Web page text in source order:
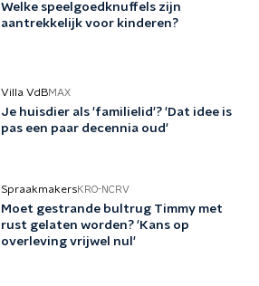
Welke speelgoedknuffels zijn
aantrekkelijk voor kinderen?
Villa VdBMAX
Je huisdier als 'familielid'? 'Dat idee is
pas een paar decennia oud'
SpraakmakersKRO-NCRV
Moet gestrande bultrug Timmy met
rust gelaten worden? 'Kans op
overleving vrijwel nul'